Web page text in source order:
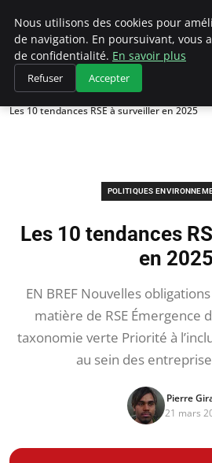
Accueil
Politiques environnementales
Les 10 tendances RSE à surveiller en 2025
POLITIQUES
Les 10 tendances
en 2025
EN BREF Nouvelles
matière de RSE Émergence
taxonomie verte Priorité à
au sein des
Pierre
21 mars
Nous utilisons des cookies pour
de navigation. En poursuivant, vous
de confidentialité. En savoir plus
Refuser Accepter